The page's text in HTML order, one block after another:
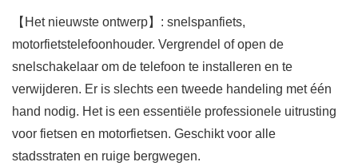
【Het nieuwste ontwerp】: snelspanfiets,
motorfietstelefoonhouder. Vergrendel of open de
snelschakelaar om de telefoon te installeren en te
verwijderen. Er is slechts een tweede handeling met één
hand nodig. Het is een essentiële professionele uitrusting
voor fietsen en motorfietsen. Geschikt voor alle
stadsstraten en ruige bergwegen.